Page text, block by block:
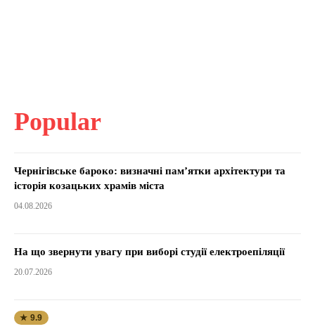
Popular
Чернігівське бароко: визначні пам’ятки архітектури та
історія козацьких храмів міста
04.08.2026
На що звернути увагу при виборі студії електроепіляції
20.07.2026
★ 9.9